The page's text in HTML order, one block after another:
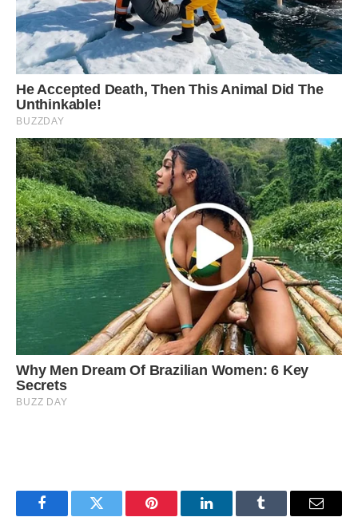
FacebookTwitter Pinterest LinkedInTumblr Email